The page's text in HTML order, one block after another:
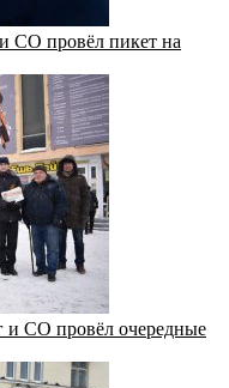
СО провёл пикет на
и СО провёл очередные